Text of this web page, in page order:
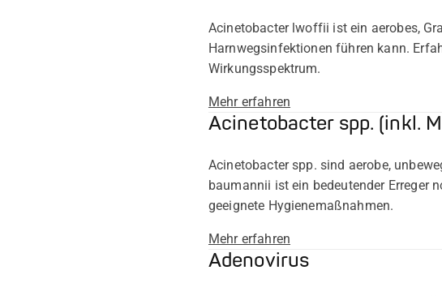
Acinetobacter lwoffii ist ein aerobes,
Harnwegsinfektionen führen kann.
Wirkungsspektrum.
Mehr erfahren
Acinetobacter spp. (inkl.
Acinetobacter spp. sind aerobe,
baumannii ist ein bedeutender Erreger
geeignete Hygienemaßnahmen.
Mehr erfahren
Adenovirus